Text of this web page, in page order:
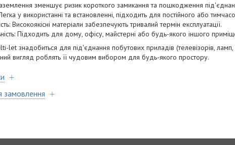
зменшує ризик короткого замикання та пошкодження
у використанні та встановленні, підходить для постійного або
Високоякісні матеріали забезпечують тривалий термін експлуатації.
Підходить для дому, офісу, майстерні або будь-якого іншого
let знадобиться для під'єднання побутових приладів (телевізорів, ламп,
вигляд роблять її чудовим вибором для будь-якого простору.
замовлення